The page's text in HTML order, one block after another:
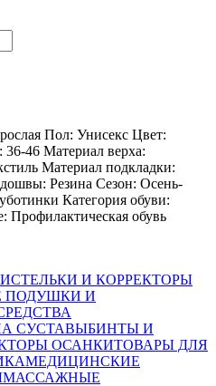
Пол: Унисекс Цвет:
46 Материал верха:
Материал подкладки:
Резина Сезон: Осень-
Категория обуви:
Профилактическая обувь
СТЕЛЬКИ И КОРРЕКТОРЫ
ПОДУШКИ И
СУСТАВЫБИНТЫ И
ОСАНКИТОВАРЫ ДЛЯ
МЕДИЦИНСКИЕ
МАССАЖНЫЕ